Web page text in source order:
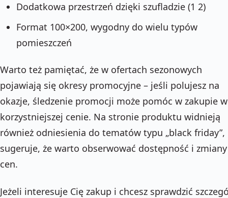
Dodatkowa przestrzeń dzięki szufladzie (1 2)
Format 100×200, wygodny do wielu typów
pomieszczeń
Warto też pamiętać, że w ofertach sezonowych
pojawiają się okresy promocyjne – jeśli polujesz na
okazje, śledzenie promocji może pomóc w zakupie w
korzystniejszej cenie. Na stronie produktu widnieją
również odniesienia do tematów typu „black friday”,
sugeruje, że warto obserwować dostępność i zmiany
cen.
Jeżeli interesuje Cię zakup i chcesz sprawdzić